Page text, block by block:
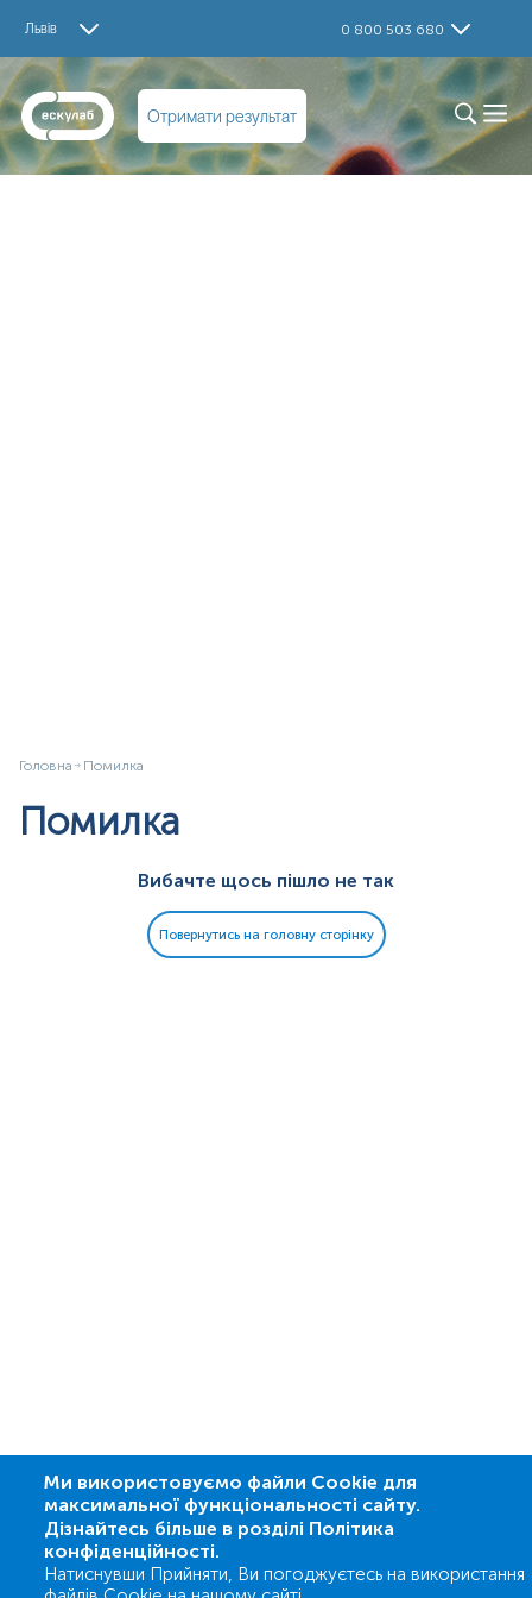
Львів 0 800 503 680
Отримати результат
Головна Помилка
Помилка
Вибачте щось пішло не так
Повернутись на головну сторінку
Ми використовуємо файли Cookie для
максимальної функціональності сайту.
Дізнайтесь більше в розділі Політика
конфіденційності.
Натиснувши Прийняти, Ви погоджуєтесь на використання